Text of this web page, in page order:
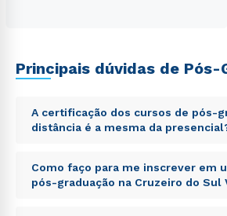
Principais dúvidas de Pós-
A certificação dos cursos de pós-
distância é a mesma da
Sed ut perspiciatis unde omnis iste
voluptatem accusantium
totam rem aperiam, eaque ipsa
Como faço para me inscrever em
pós-graduação na Cruzeiro do Sul